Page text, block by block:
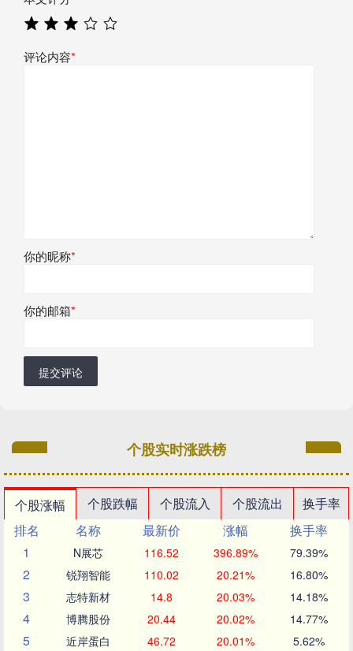
评论内容*
你的昵称*
你的邮箱*
提交评论
个股实时涨跌榜
个股涨幅 个股跌幅 个股流入 个股流出
换手率
排名
名称 最新价 涨幅
换手率
1
N展芯 116.52 396.89% 79.39%
2 锐翔智能 110.02 20.21% 16.80%
3 志特新材 14.8 20.03% 14.18%
4 博腾股份 20.44 20.02% 14.77%
5 近岸蛋白 46.72 20.01% 5.62%